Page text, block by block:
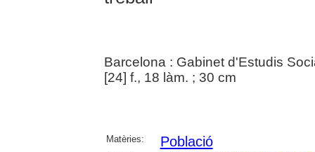
Barcelona : Gabinet d'Estudis
[24] f., 18 làm. ; 30 cm
Matèries: Població